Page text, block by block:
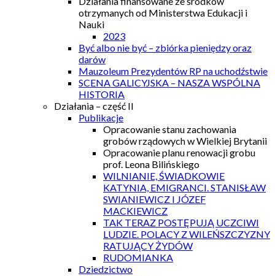
otrzymanych od Ministerstwa Edukacji i
Nauki
2023
Być albo nie być – zbiórka pieniędzy oraz
darów
Mauzoleum Prezydentów RP na uchodźstwie
SCENA GALICYJSKA – NASZA WSPÓLNA
HISTORIA
Działania – część II
Publikacje
Opracowanie stanu zachowania
grobów rządowych w Wielkiej Brytanii
Opracowanie planu renowacji grobu
prof. Leona Bilińskiego
WILNIANIE, ŚWIADKOWIE
KATYNIA, EMIGRANCI. STANISŁAW
SWIANIEWICZ I JÓZEF
MACKIEWICZ
TAK TERAZ POSTĘPUJĄ UCZCIWI
LUDZIE. POLACY Z WILEŃSZCZYZNY
RATUJĄCY ŻYDÓW
RUDOMIANKA
Dziedzictwo